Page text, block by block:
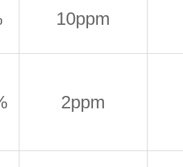
10ppm
2ppm